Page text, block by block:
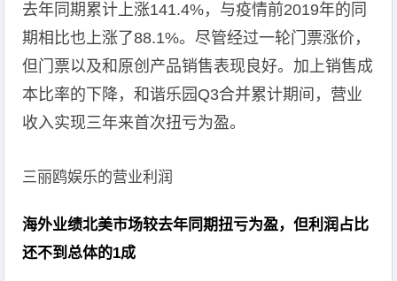
去年同期累计上涨141.4%，与疫情前2019年的同
期相比也上涨了88.1%。尽管经过一轮门票涨价，
但门票以及和原创产品销售表现良好。加上销售成
本比率的下降，和谐乐园Q3合并累计期间，营业
收入实现三年来首次扭亏为盈。
三丽鸥娱乐的营业利润
海外业绩北美市场较去年同期扭亏为盈，但利润占比
还不到总体的1成